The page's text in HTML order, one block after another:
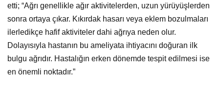
etti; “Ağrı genellikle ağır aktivitelerden, uzun yürüyüşlerden
sonra ortaya çıkar. Kıkırdak hasarı veya eklem bozulmaları
ilerledikçe hafif aktiviteler dahi ağrıya neden olur.
Dolayısıyla hastanın bu ameliyata ihtiyacını doğuran ilk
bulgu ağrıdır. Hastalığın erken dönemde tespit edilmesi ise
en önemli noktadır.”